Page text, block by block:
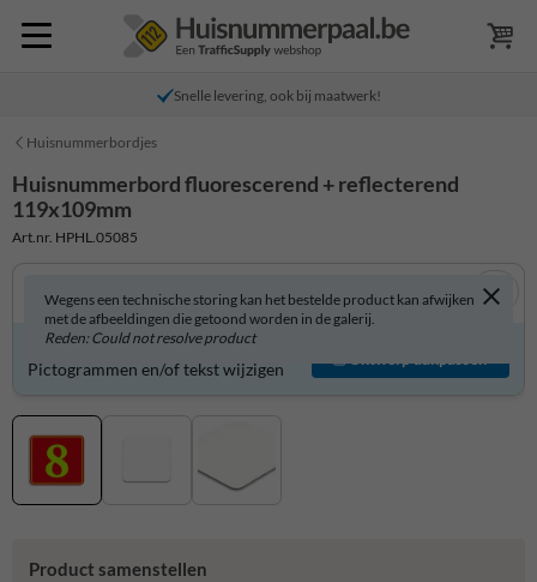
Snelle levering, ook bij maatwerk!
Huisnummerbordjes
Huisnummerbord fluorescerend + reflecterend
119x109mm
Art.nr. HPHL.05085
Wegens een technische storing kan het bestelde product kan afwijken
met de afbeeldingen die getoond worden in de galerij.
Reden: Could not resolve product
Huisnummerbord zelf aanpassen?
Pictogrammen en/of tekst wijzigen
Ontwerp aanpassen
Product samenstellen